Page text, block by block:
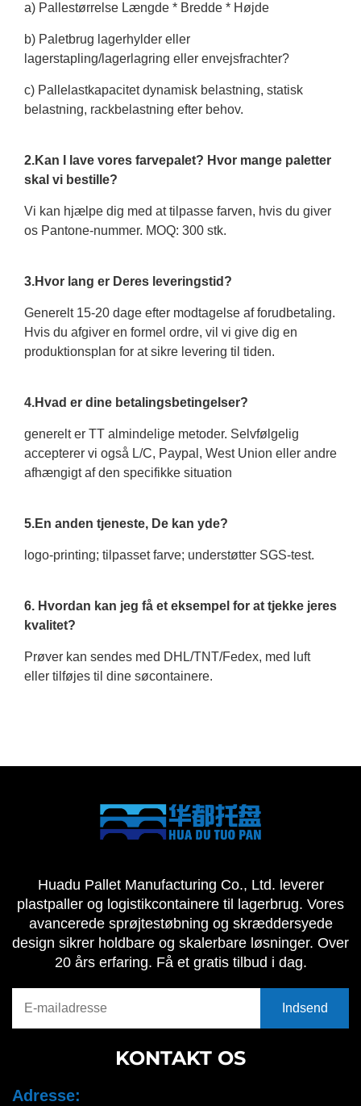
a) Pallestørrelse Længde * Bredde * Højde
b) Paletbrug lagerhylder eller
lagerstapling/lagerlagring eller envejsfrachter?
c) Pallelastkapacitet dynamisk belastning, statisk
belastning, rackbelastning efter behov.
2.Kan I lave vores farvepalet? Hvor mange paletter
skal vi bestille?
Vi kan hjælpe dig med at tilpasse farven, hvis du giver
os Pantone-nummer. MOQ: 300 stk.
3.Hvor lang er Deres leveringstid?
Generelt 15-20 dage efter modtagelse af forudbetaling.
Hvis du afgiver en formel ordre, vil vi give dig en
produktionsplan for at sikre levering til tiden.
4.Hvad er dine betalingsbetingelser?
generelt er TT almindelige metoder. Selvfølgelig
accepterer vi også L/C, Paypal, West Union eller andre
afhængigt af den specifikke situation
5.En anden tjeneste, De kan yde?
logo-printing; tilpasset farve; understøtter SGS-test.
6. Hvordan kan jeg få et eksempel for at tjekke jeres
kvalitet?
Prøver kan sendes med DHL/TNT/Fedex, med luft
eller tilføjes til dine søcontainere.
Huadu Pallet Manufacturing Co., Ltd. leverer
plastpaller og logistikcontainere til lagerbrug. Vores
avancerede sprøjtestøbning og skræddersyede
design sikrer holdbare og skalerbare løsninger. Over
20 års erfaring. Få et gratis tilbud i dag.
KONTAKT OS
Adresse: